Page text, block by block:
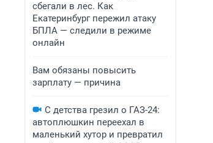
сбегали в лес. Как
Екатеринбург пережил атаку
БПЛА — следили в режиме
онлайн
Вам обязаны повысить
зарплату — причина
С детства грезил о ГАЗ-24:
автоплюшкин переехал в
маленький хутор и превратил